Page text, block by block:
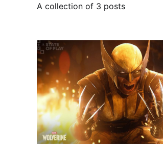
A collection of 3 posts